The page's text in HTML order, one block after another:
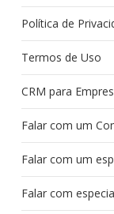
Política de
Termos de Uso
CRM para
Falar com um
Falar com um
Falar com